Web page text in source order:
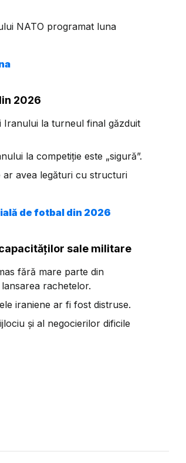
NATO programat luna
2026
Iranului la turneul final găzduit
la competiție este „sigură”.
ar avea legături cu structuri
de fotbal din 2026
sale militare
fără mare parte din
rachetelor.
iraniene ar fi fost distruse.
și al negocierilor dificile